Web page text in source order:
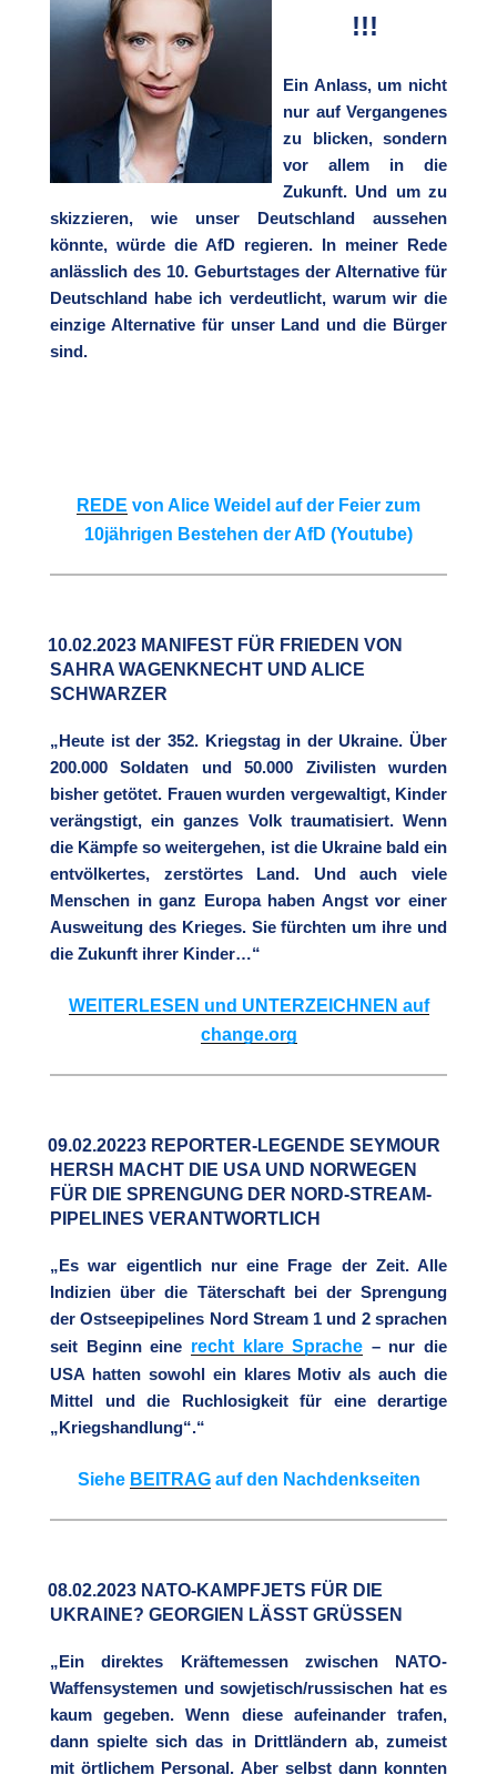
!!!
Ein Anlass, um nicht
nur auf Vergangenes
zu blicken, sondern
vor allem in die
Zukunft. Und um zu
skizzieren, wie unser Deutschland aussehen
könnte, würde die AfD regieren. In meiner Rede
anlässlich des 10. Geburtstages der Alternative für
Deutschland habe ich verdeutlicht, warum wir die
einzige Alternative für unser Land und die Bürger
sind.
REDE von Alice Weidel auf der Feier zum
10jährigen Bestehen der AfD (Youtube)
10.02.2023 MANIFEST FÜR FRIEDEN VON
SAHRA WAGENKNECHT UND ALICE
SCHWARZER
„Heute ist der 352. Kriegstag in der Ukraine. Über
200.000 Soldaten und 50.000 Zivilisten wurden
bisher getötet. Frauen wurden vergewaltigt, Kinder
verängstigt, ein ganzes Volk traumatisiert. Wenn
die Kämpfe so weitergehen, ist die Ukraine bald ein
entvölkertes, zerstörtes Land. Und auch viele
Menschen in ganz Europa haben Angst vor einer
Ausweitung des Krieges. Sie fürchten um ihre und
die Zukunft ihrer Kinder…“
WEITERLESEN und UNTERZEICHNEN auf
change.org
09.02.20223 REPORTER-LEGENDE SEYMOUR
HERSH MACHT DIE USA UND NORWEGEN
FÜR DIE SPRENGUNG DER NORD-STREAM-
PIPELINES VERANTWORTLICH
„Es war eigentlich nur eine Frage der Zeit. Alle
Indizien über die Täterschaft bei der Sprengung
der Ostseepipelines Nord Stream 1 und 2 sprachen
seit Beginn eine recht klare Sprache – nur die
USA hatten sowohl ein klares Motiv als auch die
Mittel und die Ruchlosigkeit für eine derartige
„Kriegshandlung“.“
Siehe BEITRAGauf den Nachdenkseiten
08.02.2023 NATO-KAMPFJETS FÜR DIE
UKRAINE? GEORGIEN LÄSST GRÜSSEN
„Ein direktes Kräftemessen zwischen NATO-
Waffensystemen und sowjetisch/russischen hat es
kaum gegeben. Wenn diese aufeinander trafen,
dann spielte sich das in Drittländern ab, zumeist
mit örtlichem Personal. Aber selbst dann konnten